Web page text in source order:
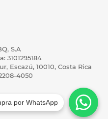
S.A
3101295184
Escazú, 10010, Costa Rica
4050
por WhatsApp